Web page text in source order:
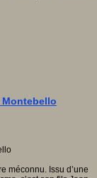
méconnu. Issu d’une